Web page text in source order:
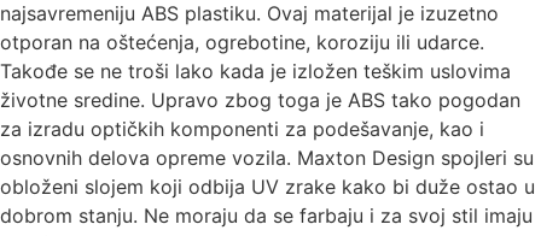
najsavremeniju ABS plastiku. Ovaj materijal je izuzetno
otporan na oštećenja, ogrebotine, koroziju ili udarce.
Takođe se ne troši lako kada je izložen teškim uslovima
životne sredine. Upravo zbog toga je ABS tako pogodan
za izradu optičkih komponenti za podešavanje, kao i
osnovnih delova opreme vozila. Maxton Design spojleri su
obloženi slojem koji odbija UV zrake kako bi duže ostao u
dobrom stanju. Ne moraju da se farbaju i za svoj stil imaju